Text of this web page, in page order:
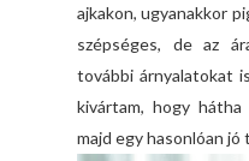
ajkakon, ugyanakkor
szépséges, de az
további árnyalatokat
kivártam, hogy
majd egy hasonlóan jó